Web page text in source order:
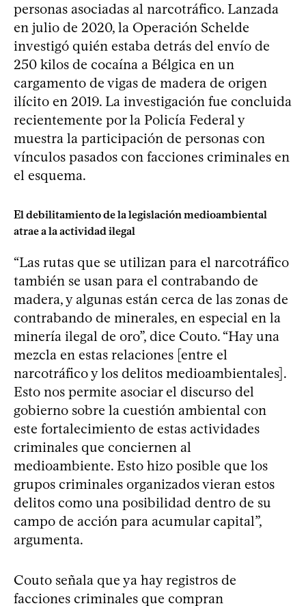
personas asociadas al narcotráfico. Lanzada
en julio de 2020, la Operación Schelde
investigó quién estaba detrás del envío de
250 kilos de cocaína a Bélgica en un
cargamento de vigas de madera de origen
ilícito en 2019. La investigación fue concluida
recientemente por la Policía Federal y
muestra la participación de personas con
vínculos pasados con facciones criminales en
el esquema.
El debilitamiento de la legislación medioambiental
atrae a la actividad ilegal
“Las rutas que se utilizan para el narcotráfico
también se usan para el contrabando de
madera, y algunas están cerca de las zonas de
contrabando de minerales, en especial en la
minería ilegal de oro”, dice Couto. “Hay una
mezcla en estas relaciones [entre el
narcotráfico y los delitos medioambientales].
Esto nos permite asociar el discurso del
gobierno sobre la cuestión ambiental con
este fortalecimiento de estas actividades
criminales que conciernen al
medioambiente. Esto hizo posible que los
grupos criminales organizados vieran estos
delitos como una posibilidad dentro de su
campo de acción para acumular capital”,
argumenta.
Couto señala que ya hay registros de
facciones criminales que compran